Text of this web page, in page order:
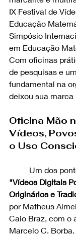
IX Festival de
Educação
Simpósio
em Educação
Com oficinas
de pesquisas e
fundamental na
deixou sua marca
Oficina Mão
Vídeos,
o Uso
Um dos
"Vídeos Digitais
Originários e
por Matheus
Caio Braz, com o
Marcelo C.